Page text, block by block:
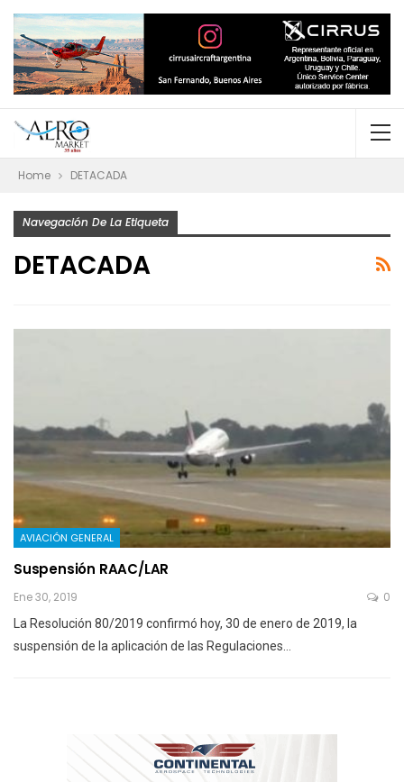
Home DETACADA
Navegación De La Etiqueta
DETACADA
AVIACIÓN GENERAL
Suspensión RAAC/LAR
Ene 30, 2019 0
La Resolución 80/2019 confirmó hoy, 30 de enero de 2019, la
suspensión de la aplicación de las Regulaciones…